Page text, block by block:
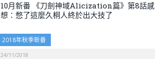
10月新番 《刀劍神域Alicization篇》第8話感
想：憋了這麼久桐人終於出大技了
2018年秋季新番
24/11/2018